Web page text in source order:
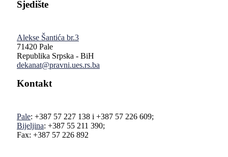
Sjedište
Alekse Šantića br.3
71420 Pale
Republika Srpska - BiH
dekanat@pravni.ues.rs.ba
Kontakt
Pale: +387 57 227 138 i +387 57 226 609;
Bijeljina: +387 55 211 390;
Fax: +387 57 226 892